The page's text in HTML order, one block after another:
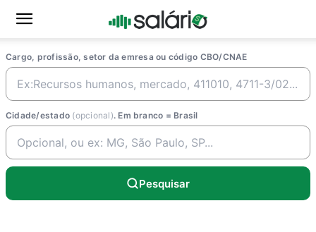
Cargo, profissão, setor da emresa ou código CBO/CNAE
Cidade/estado (opcional). Em branco = Brasil
Pesquisar